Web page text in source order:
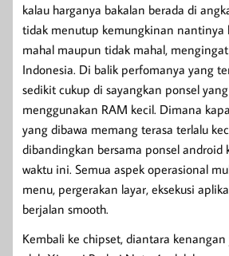
kalau harganya bakalan berada di
tidak menutup kemungkinan nantinya
mahal maupun tidak mahal,
Indonesia. Di balik perfomanya yang
sedikit cukup di sayangkan ponsel
menggunakan RAM kecil. Dimana
yang dibawa memang terasa terlalu
dibandingkan bersama ponsel android
waktu ini. Semua aspek operasional
menu, pergerakan layar, eksekusi
berjalan smooth.
Kembali ke chipset, diantara